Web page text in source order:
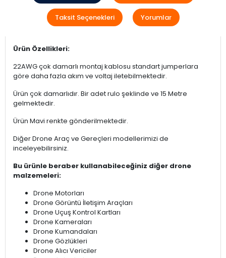
Taksit Seçenekleri Yorumlar
Ürün Özellikleri:
22AWG çok damarlı montaj kablosu standart jumperlara
göre daha fazla akım ve voltaj iletebilmektedir.
Ürün çok damarlıdır. Bir adet rulo şeklinde ve 15 Metre
gelmektedir.
Ürün Mavi renkte gönderilmektedir.
Diğer Drone Araç ve Gereçleri modellerimizi de
inceleyebilirsiniz.
Bu ürünle beraber kullanabileceğiniz diğer drone
malzemeleri:
Drone Motorları
Drone Görüntü İletişim Araçları
Drone Uçuş Kontrol Kartları
Drone Kameraları
Drone Kumandaları
Drone Gözlükleri
Drone Alıcı Vericiler